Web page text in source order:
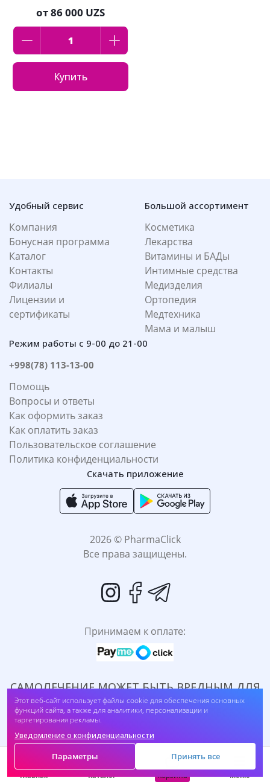
Этот веб-сайт использует файлы cookie для обеспечения основных
функций сайта, а также для аналитики, персонализации и
таргетирования рекламы.
Уведомление о конфиденциальности
Параметры Принять все
от86 000 UZS
Купить
Удобный сервис
Компания
Бонусная программа
Каталог
Контакты
Филиалы
Лицензии и
сертификаты
Большой ассортимент
Косметика
Лекарства
Витамины и БАДы
Интимные средства
Медизделия
Ортопедия
Медтехника
Мама и малыш
Режим работы с 9-00 до 21-00
+998(78) 113-13-00
Помощь
Вопросы и ответы
Как оформить заказ
Как оплатить заказ
Пользовательское соглашение
Политика конфиденциальности
Скачать приложение
2026 © PharmaClick
Все права защищены.
Принимаем к оплате:
САМОЛЕЧЕНИЕ МОЖЕТ БЫТЬ ВРЕДНЫМ ДЛЯ
ВАШЕГО ЗДОРОВЬЯ. ПЕРЕД ПРИМЕНЕНИЕМ
ПРЕПАРАТА ПРОКОНСУЛЬТИРУЙТЕСЬ C
Главная Каталог Корзина Меню